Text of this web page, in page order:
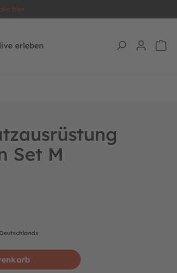
hier.
erleben
Set M